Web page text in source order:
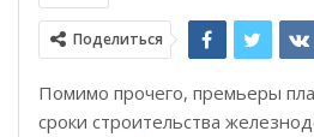
Поделиться
Помимо прочего, премьеры
сроки строительства